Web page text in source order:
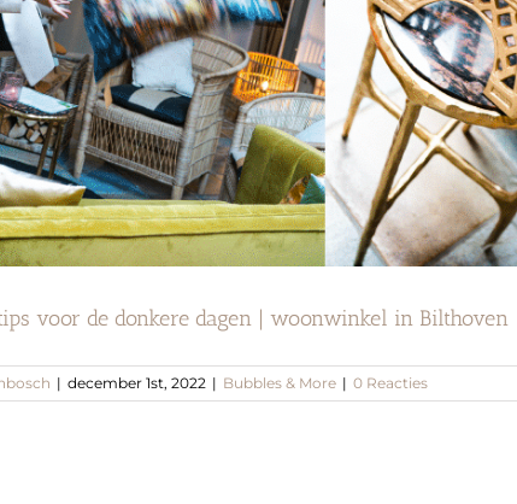
voor de donkere dagen | woonwinkel in Bilthoven
| december 1st, 2022 | Bubbles & More | 0 Reacties